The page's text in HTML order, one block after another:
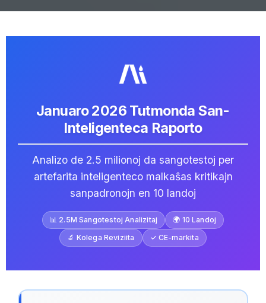
Januaro 2026 Tutmonda San-
Inteligenteca Raporto
Analizo de 2.5 milionoj da sangotestoj per
artefarita inteligenteco malkaŝas kritikajn
sanpadronojn en 10 landoj
📊 2.5M Sangotestoj Analizitaj
🌍 10 Landoj
🔬 Kolega Reviziita
✓ CE-markita